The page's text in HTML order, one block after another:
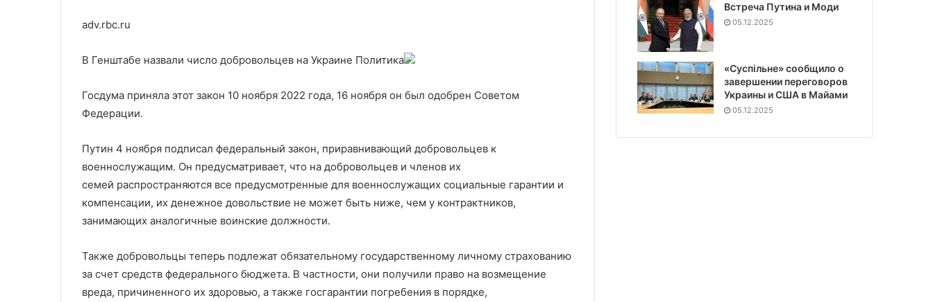
adv.rbc.ru
В Генштабе назвали число добровольцев на Украине Политика
Госдума приняла этот закон 10 ноября 2022 года, 16 ноября он был одобрен Советом
Федерации.
Путин 4 ноября подписал федеральный закон, приравнивающий добровольцев к
военнослужащим. Он предусматривает, что на добровольцев и членов их
семей распространяются все предусмотренные для военнослужащих социальные гарантии и
компенсации, их денежное довольствие не может быть ниже, чем у контрактников,
занимающих аналогичные воинские должности.
Также добровольцы теперь подлежат обязательному государственному личному страхованию
за счет средств федерального бюджета. В частности, они получили право на возмещение
вреда, причиненного их здоровью, а также госгарантии погребения в порядке,
Встреча Путина и Моди
05.12.2025
«Суспiльне» сообщило о
завершении переговоров
Украины и США в Майами
05.12.2025